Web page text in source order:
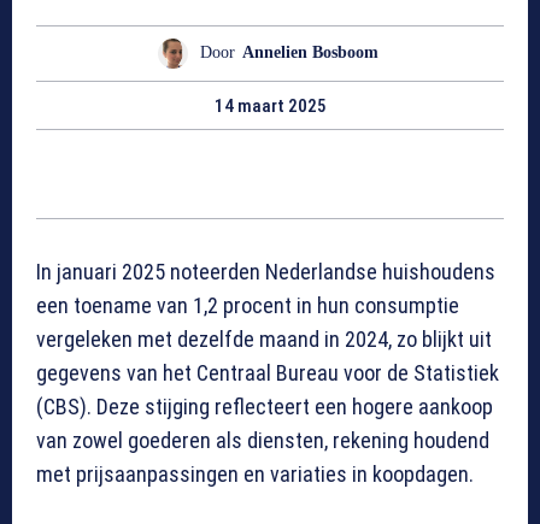
Door Annelien Bosboom
14 maart 2025
In januari 2025 noteerden Nederlandse huishoudens
een toename van 1,2 procent in hun consumptie
vergeleken met dezelfde maand in 2024, zo blijkt uit
gegevens van het Centraal Bureau voor de Statistiek
(CBS). Deze stijging reflecteert een hogere aankoop
van zowel goederen als diensten, rekening houdend
met prijsaanpassingen en variaties in koopdagen.